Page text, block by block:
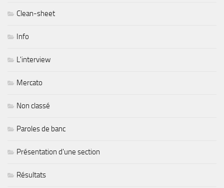
Clean-sheet
Info
L'interview
Mercato
Non classé
Paroles de banc
Présentation d'une section
Résultats